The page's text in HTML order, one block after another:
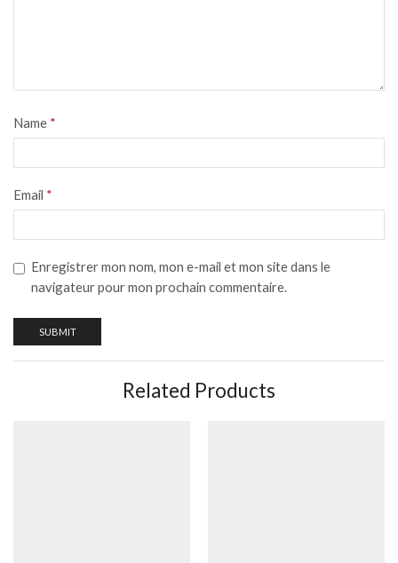
Name *
Email *
Enregistrer mon nom, mon e-mail et mon site dans le
navigateur pour mon prochain commentaire.
Related Products